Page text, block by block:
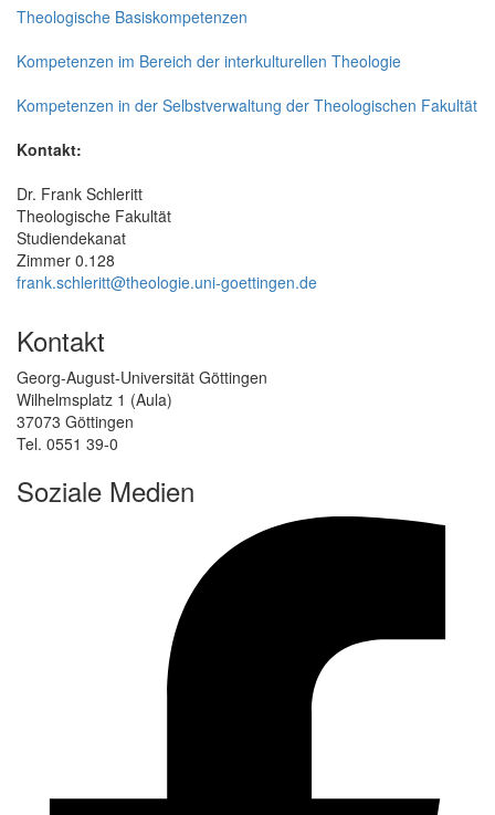
Theologische Basiskompetenzen
Kompetenzen im Bereich der interkulturellen Theologie
Kompetenzen in der Selbstverwaltung der Theologischen Fakultät
Kontakt:
Dr. Frank Schleritt
Theologische Fakultät
Studiendekanat
Zimmer 0.128
frank.schleritt@theologie.uni-goettingen.de
Kontakt
Georg-August-Universität Göttingen
Wilhelmsplatz 1 (Aula)
37073 Göttingen
Tel. 0551 39-0
Soziale Medien